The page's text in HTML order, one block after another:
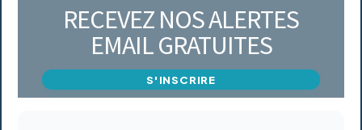
RECEVEZ NOS ALERTES
EMAIL GRATUITES
S'INSCRIRE